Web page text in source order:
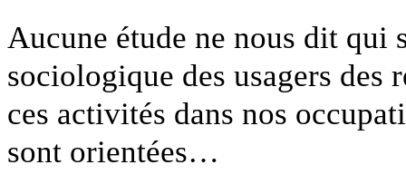
Aucune étude ne nous dit
sociologique des usagers des
ces activités dans nos
sont orientées…